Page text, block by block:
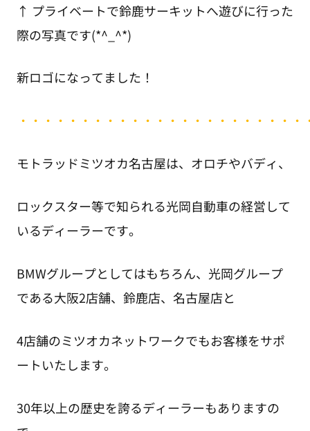
↑ プライベートで鈴鹿サーキットへ遊びに行った
際の写真です(*^_^*)
新ロゴになってました！
・・・・・・・・・・・・・・・・・・・・・・
モトラッドミツオカ名古屋は、オロチやバディ、
ロックスター等で知られる光岡自動車の経営して
いるディーラーです。
BMWグループとしてはもちろん、光岡グループ
である大阪2店舗、鈴鹿店、名古屋店と
4店舗のミツオカネットワークでもお客様をサポ
ートいたします。
30年以上の歴史を誇るディーラーもありますの